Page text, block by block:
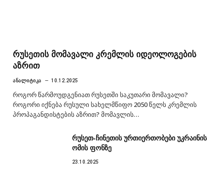
რუსეთის მომავალი კრემლის იდეოლოგების
აზრით
ᲐᲜᲐᲚᲘᲢᲘᲙᲐ 10.12.2025
როგორ წარმოუდგენიათ რუსეთში საკუთარი მომავალი?
როგორი იქნება რუსული სახელმწიფო 2050 წელს კრემლის
პროპაგანდისტების აზრით? მომავლის…
რუსეთ-ჩინეთის ურთიერთობები უკრაინის
ომის ფონზე
23.10.2025